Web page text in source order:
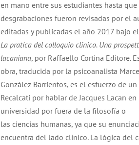
en mano entre sus estudiantes hasta que
desgrabaciones fueron revisadas por el
editadas y publicadas el año 2017 bajo
La pratica del colloquio clinico. Una
lacaniana, por Raffaello Cortina Editore.
obra, traducida por la psicoanalista
González Barrientos, es el esfuerzo de
Recalcati por hablar de Jacques Lacan en
universidad por fuera de la filosofía o
las ciencias humanas, ya que su
encuentra del lado clínico. La lógica del